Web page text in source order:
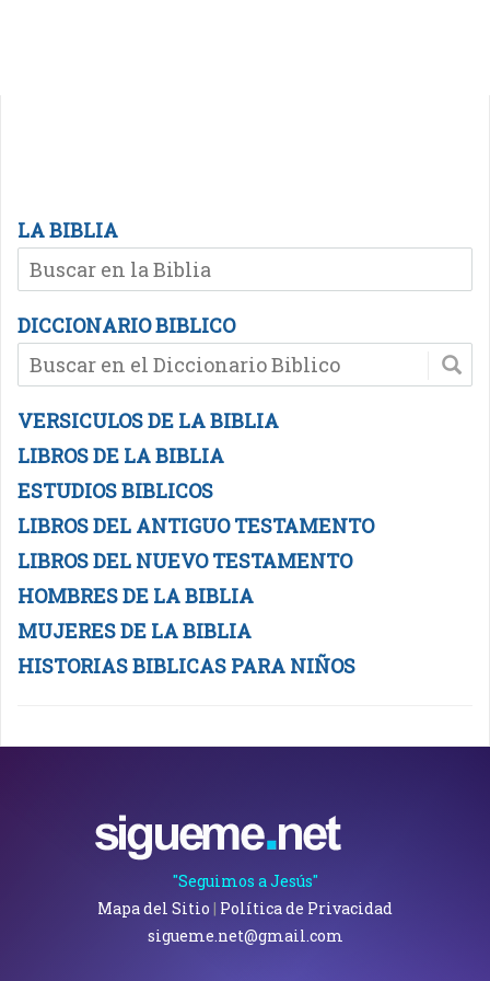
LA BIBLIA
DICCIONARIO BIBLICO
VERSICULOS DE LA BIBLIA
LIBROS DE LA BIBLIA
ESTUDIOS BIBLICOS
LIBROS DEL ANTIGUO TESTAMENTO
LIBROS DEL NUEVO TESTAMENTO
HOMBRES DE LA BIBLIA
MUJERES DE LA BIBLIA
HISTORIAS BIBLICAS PARA NIÑOS
"Seguimos a Jesús"
Mapa del Sitio | Política de Privacidad
sigueme.net@gmail.com